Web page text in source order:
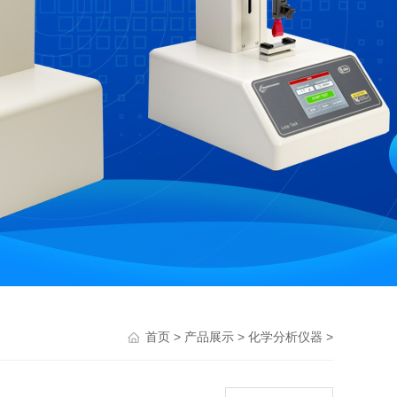
首页 > 产品展示 > 化学分析仪器 >